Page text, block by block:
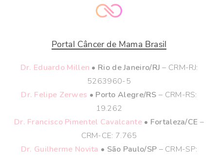
Portal Câncer de Mama Brasil
Dr. Eduardo Millen • Rio de Janeiro/RJ – CRM-RJ:
5263960-5
Dr. Felipe Zerwes • Porto Alegre/RS – CRM-RS:
19.262
Dr. Francisco Pimentel Cavalcante• Fortaleza/CE –
CRM-CE: 7.765
Dr. Guilherme Novita • São Paulo/SP – CRM-SP: